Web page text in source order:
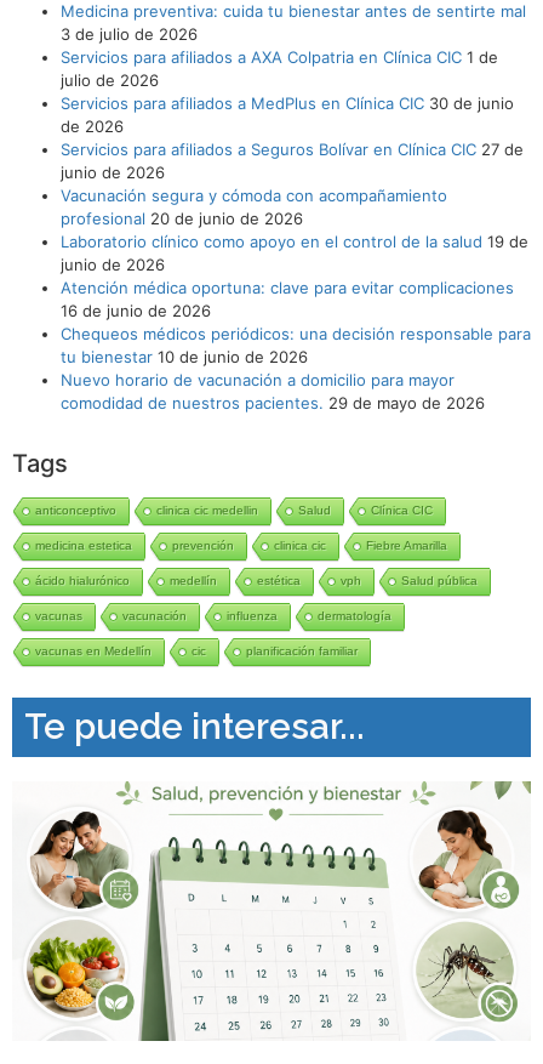
Medicina preventiva: cuida tu bienestar antes de sentirte mal
3 de julio de 2026
Servicios para afiliados a AXA Colpatria en Clínica CIC 1 de
julio de 2026
Servicios para afiliados a MedPlus en Clínica CIC 30 de junio
de 2026
Servicios para afiliados a Seguros Bolívar en Clínica CIC 27 de
junio de 2026
Vacunación segura y cómoda con acompañamiento
profesional 20 de junio de 2026
Laboratorio clínico como apoyo en el control de la salud 19 de
junio de 2026
Atención médica oportuna: clave para evitar complicaciones
16 de junio de 2026
Chequeos médicos periódicos: una decisión responsable para
tu bienestar 10 de junio de 2026
Nuevo horario de vacunación a domicilio para mayor
comodidad de nuestros pacientes. 29 de mayo de 2026
Tags
anticonceptivo clinica cic medellin Salud Clínica CIC
medicina estetica prevención clinica cic Fiebre Amarilla
ácido hialurónico medellín estética vph Salud pública
vacunas vacunación influenza dermatología
vacunas en Medellín cic planificación familiar
Te puede interesar...